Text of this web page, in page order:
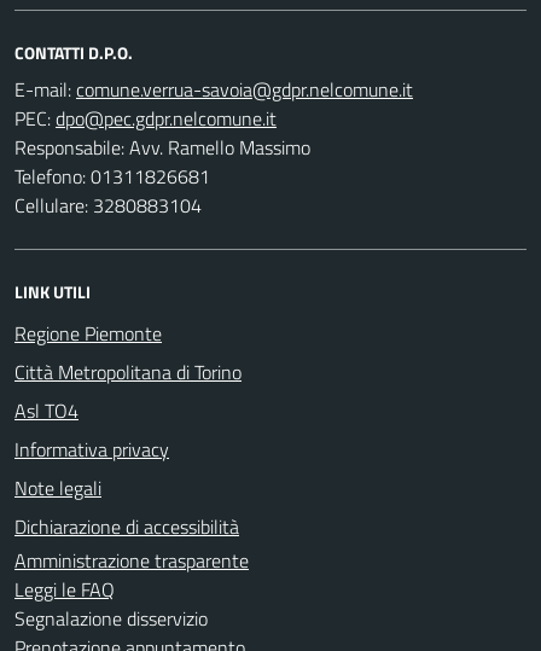
CONTATTI D.P.O.
E-mail:
PEC:
Responsabile: Avv. Ramello Massimo
Telefono: 01311826681
Cellulare: 3280883104
LINK UTILI
Regione Piemonte
Città Metropolitana di Torino
Asl TO4
Informativa privacy
Note legali
Dichiarazione di accessibilità
Amministrazione trasparente
Leggi le FAQ
Segnalazione disservizio